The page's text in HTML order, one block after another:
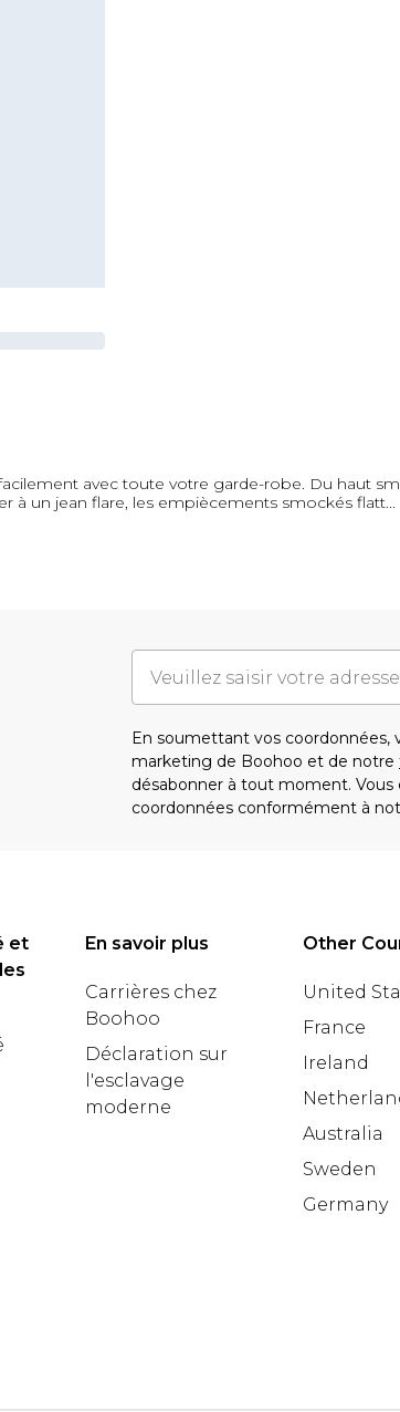
avec toute votre garde-robe. Du haut
à un jean flare, les empiècements smockés flatt...
En soumettant vos coordonnées,
marketing de Boohoo et de notre
désabonner à tout moment.
coordonnées conformément à
et
En savoir plus
Carrières chez
Boohoo
Déclaration sur
l'esclavage
moderne
Other
United
France
Ireland
Australia
Sweden
Germany